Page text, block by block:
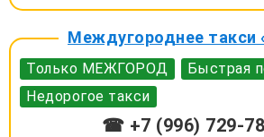
Междугороднее такси
Только МЕЖГОРОД
Быстрая
Недорогое такси
☎ +7 (996) 729-